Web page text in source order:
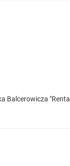
Balcerowicza "Renta